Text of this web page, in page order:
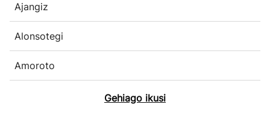
Ajangiz
Alonsotegi
Amoroto
Gehiago ikusi